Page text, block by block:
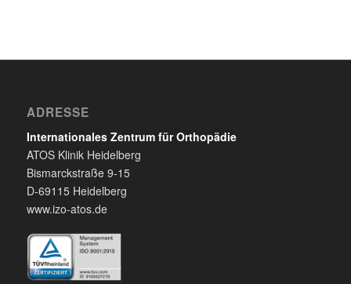
ADRESSE
Internationales Zentrum für Orthopädie
ATOS Klinik Heidelberg
Bismarckstraße 9-15
D-69115 Heidelberg
www.izo-atos.de